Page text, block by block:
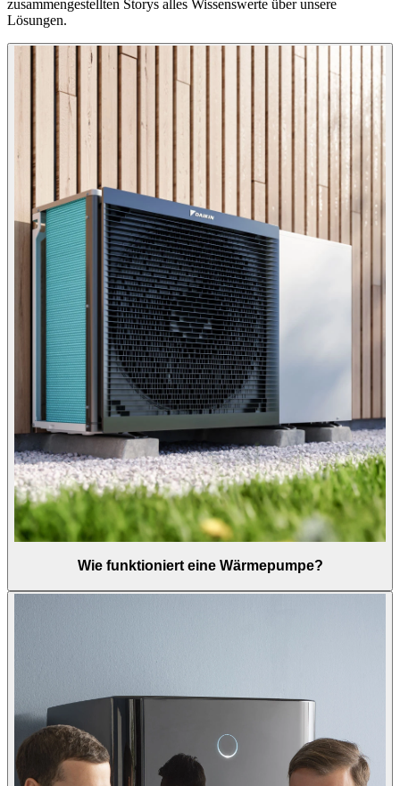
zusammengestellten Storys alles Wissenswerte über unsere
Lösungen.
Wie funktioniert eine Wärmepumpe?